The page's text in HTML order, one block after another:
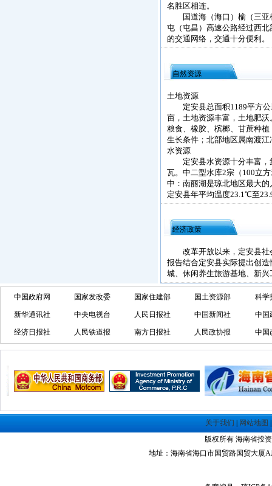
名胜区相连。
国道海（海口）榆（ 三亚
屯（屯昌）高速公路经过西
的交通网络，交通十分便利。
自然资源
土地资源
定安县总面积1189平方公
亩，土地资源丰富，土地肥
粮食、橡胶、槟榔、甘蔗种
生长条件；北部地区属南渡
水资源
定安县水资源十分丰富，
瓦。中二型水库2宗（100立
中：南丽湖是琼北地区最大
定安县年平均温度23.1℃至
经济政策
改革开放以来，定安县社
报告结合定安县实际提出创
城、休闲养生旅游基地、新
中国政府网 国家发改委 国家住建部 国土资源部 科学
新华通讯社 中央电视台 人民日报社 中国新闻社 中国
经济日报社 人民铁道报 南方日报社 人民政协报 中国
关于我们 | 网站地图
版权所有 海南省投资
地址：海南省海口市国贸路国贸大厦A